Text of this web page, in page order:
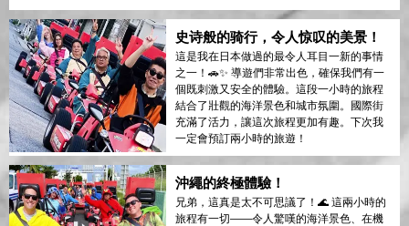
史诗般的骑行，令人惊叹的美景！
這是我在日本做過的最令人耳目一新的事情
之一！🚗✨ 導遊們非常出色，確保我們有一
個既刺激又安全的體驗。這段一小時的旅程
結合了壯觀的海洋景色和城市氛圍。國際街
充滿了活力，讓這次旅程更加有趣。下次我
一定會預訂兩小時的旅遊！
沖繩的終極體驗！
兄弟，這真是太不可思議了！🌊 這兩小時的
旅程有一切——令人驚嘆的海洋景色、在機